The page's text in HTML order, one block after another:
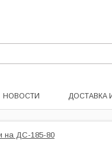
НОВОСТИ ДОСТАВКА
на ДС-185-80